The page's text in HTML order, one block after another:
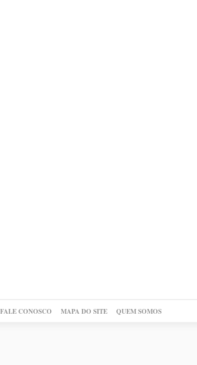
FALE CONOSCO MAPA DO SITE QUEM SOMOS